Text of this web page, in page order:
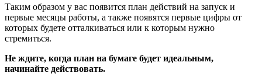
Таким образом у вас появится план действий на запуск и
первые месяцы работы, а также появятся первые цифры от
которых будете отталкиваться или к которым нужно
стремиться.
Не ждите, когда план на бумаге будет идеальным,
начинайте действовать.